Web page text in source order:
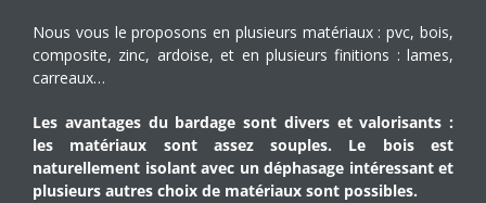
Nous vous le proposons en plusieurs matériaux : pvc, bois,
composite, zinc, ardoise, et en plusieurs finitions : lames,
carreaux…
Les avantages du bardage sont divers et valorisants :
les matériaux sont assez souples. Le bois est
naturellement isolant avec un déphasage intéressant et
plusieurs autres choix de matériaux sont possibles.